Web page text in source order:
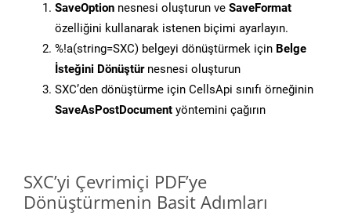
SaveOption nesnesi oluşturun ve SaveFormat
özelliğini kullanarak istenen biçimi ayarlayın.
%!a(string=SXC) belgeyi dönüştürmek için Belge
İsteğini Dönüştürnesnesi oluşturun
SXC’den dönüştürme için CellsApi sınıfı örneğinin
SaveAsPostDocument yöntemini çağırın
SXC’yi Çevrimiçi PDF’ye
Dönüştürmenin Basit Adımları